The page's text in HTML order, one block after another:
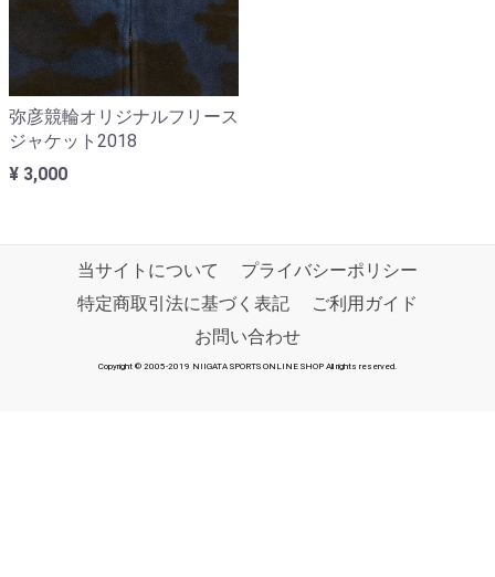
弥彦競輪オリジナルフリース
ジャケット2018
¥ 3,000
当サイトについて
プライバシーポリシー
特定商取引法に基づく表記
ご利用ガイド
お問い合わせ
Copyright © 2005-2019 NIIGATA SPORTS ONLINE SHOP All rights reserved.